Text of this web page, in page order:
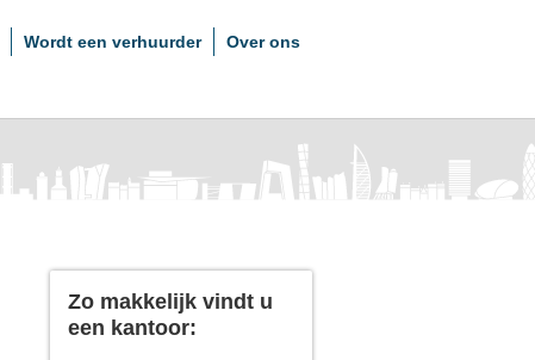
Wordt een verhuurder Over ons
Zo makkelijk vindt u
een kantoor: